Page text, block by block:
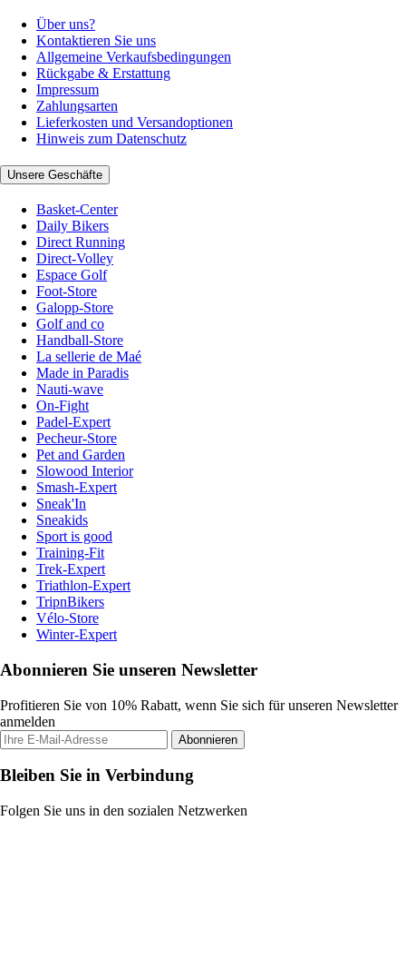
Über uns?
Kontaktieren Sie uns
Allgemeine Verkaufsbedingungen
Rückgabe & Erstattung
Impressum
Zahlungsarten
Lieferkosten und Versandoptionen
Hinweis zum Datenschutz
Unsere Geschäfte
Basket-Center
Daily Bikers
Direct Running
Direct-Volley
Espace Golf
Foot-Store
Galopp-Store
Golf and co
Handball-Store
La sellerie de Maé
Made in Paradis
Nauti-wave
On-Fight
Padel-Expert
Pecheur-Store
Pet and Garden
Slowood Interior
Smash-Expert
Sneak'In
Sneakids
Sport is good
Training-Fit
Trek-Expert
Triathlon-Expert
TripnBikers
Vélo-Store
Winter-Expert
Abonnieren Sie unseren Newsletter
Profitieren Sie von 10% Rabatt, wenn Sie sich für unseren Newsletter
anmelden
Abonnieren
Bleiben Sie in Verbindung
Folgen Sie uns in den sozialen Netzwerken